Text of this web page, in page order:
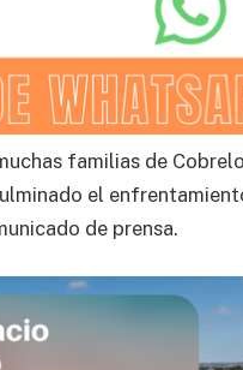
familias de
el
de prensa.